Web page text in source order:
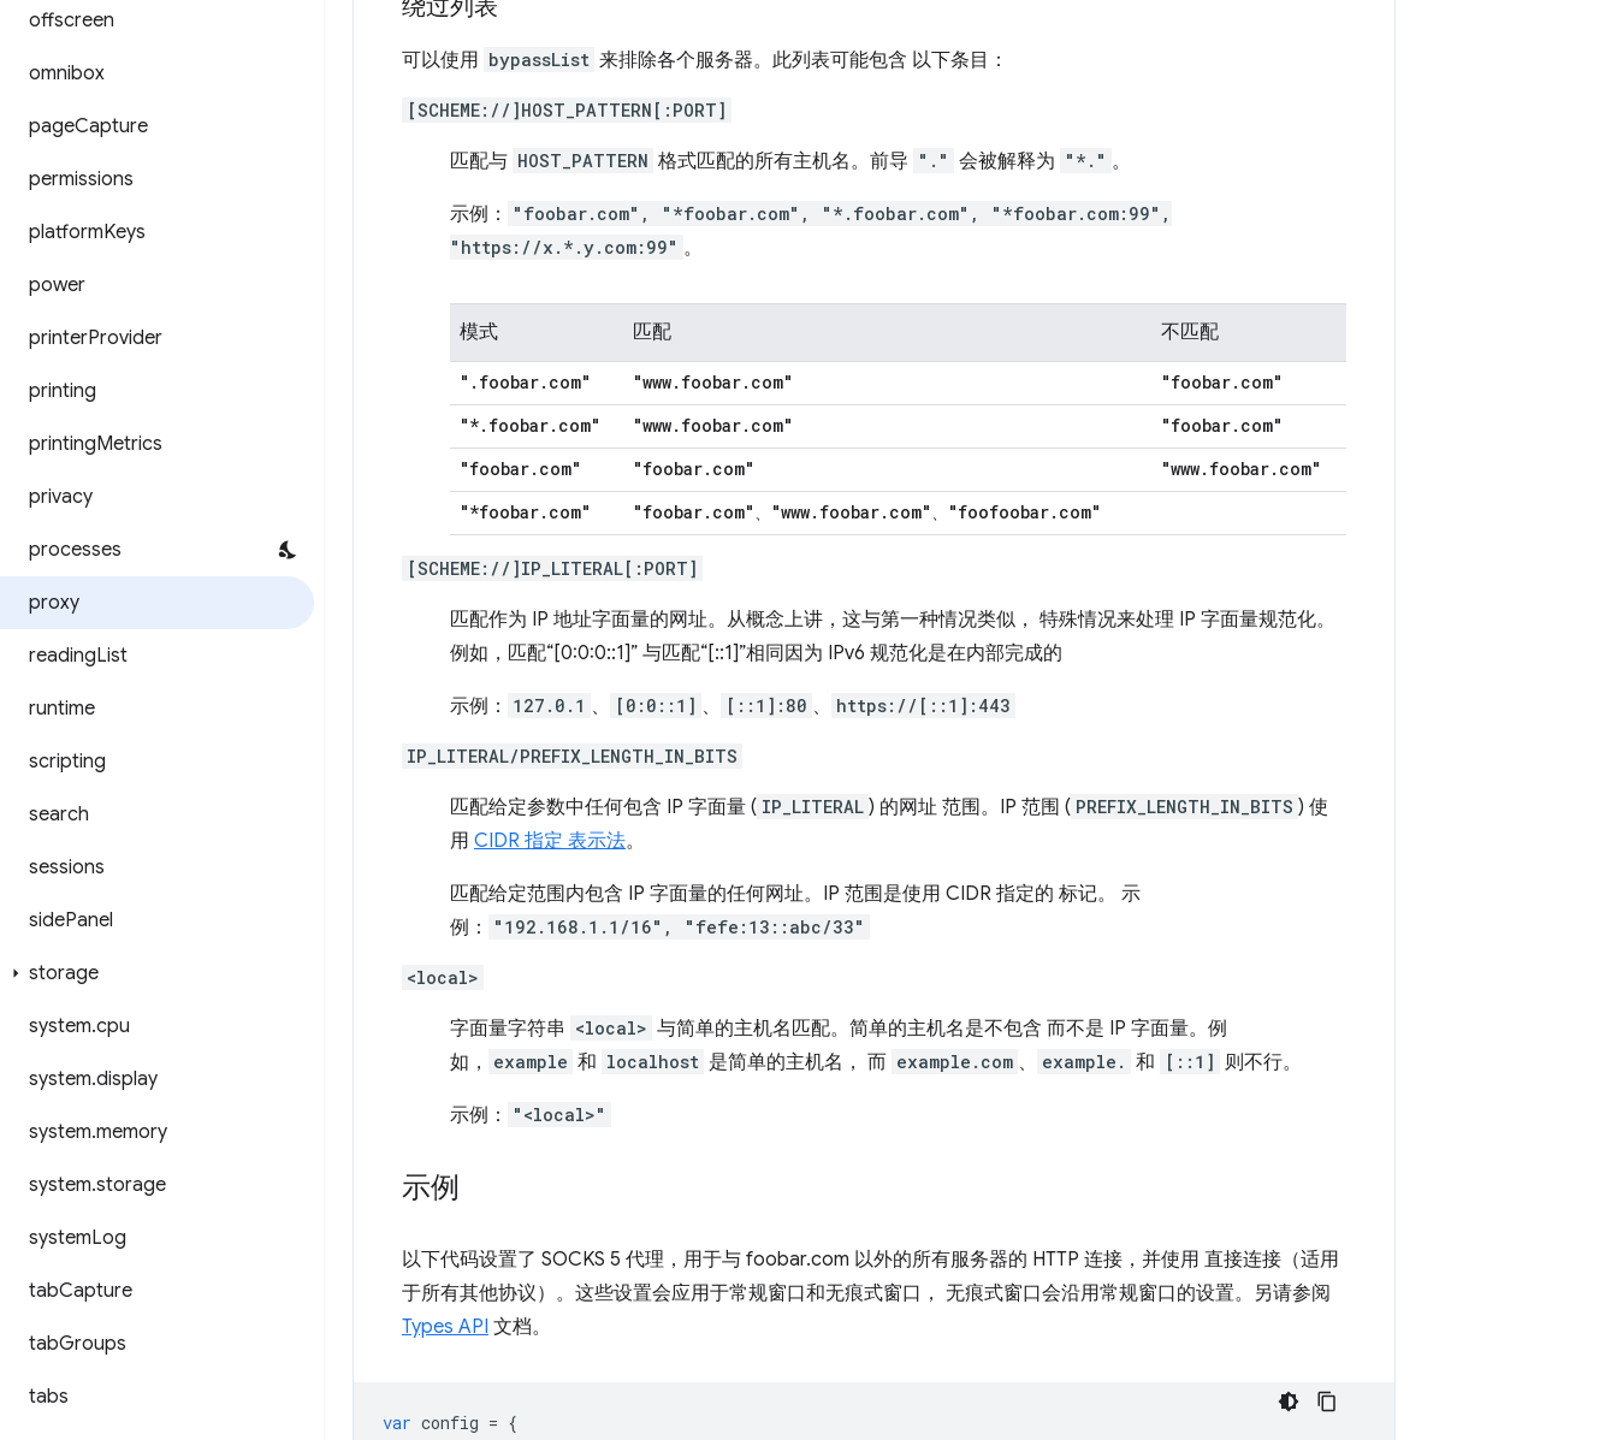
offscreen
omnibox
pageCapture
permissions
platformKeys
power
printerProvider
printing
printingMetrics
privacy
processes
proxy
readingList
runtime
scripting
search
sessions
sidePanel
storage
system.cpu
system.display
system.memory
system.storage
systemLog
tabCapture
tabGroups
tabs
绕过列表
可以使用 bypassList 来排除各个服务器。此列表可能包含 以下条目：
[SCHEME://]HOST_PATTERN[:PORT]
匹配与 HOST_PATTERN 格式匹配的所有主机名。前导 "." 会被解释为 "*." 。
示例：
"foobar.com", "*foobar.com", "*.foobar.com", "*foobar.com:99",
"https://x.*.y.com:99" 。
模式 匹配 不匹配
" . foobar. com" "www. foobar. com" "foobar. com"
"*. foobar. com" "www. foobar. com" "foobar. com"
"foobar. com" "foobar. com" "www. foobar. com"
"*foobar. com" "foobar. com"、 "www. foobar. com"、 "foofoobar. com"
[SCHEME://]IP_LITERAL[:PORT]
匹配作为 IP 地址字面量的网址。从概念上讲，这与第一种情况类似， 特殊情况来处理 IP 字面量规范化。
例如，匹配“[0:0:0::1]” 与匹配“[::1]”相同因为 IPv6 规范化是在内部完成的
示例： 127.0.1 、 [0:0::1] 、 [::1]:80 、 https://[::1]:443
IP_LITERAL/PREFIX_LENGTH_IN_BITS
匹配给定参数中任何包含 IP 字面量 ( IP_LITERAL ) 的网址 范围。IP 范围 ( PREFIX_LENGTH_IN_BITS ) 使
用 CIDR 指定 表示法。
匹配给定范围内包含 IP 字面量的任何网址。IP 范围是使用 CIDR 指定的 标记。 示
例：
"192.168.1.1/16", "fefe:13::abc/33"
<local>
字面量字符串 <local> 与简单的主机名匹配。简单的主机名是不包含 而不是 IP 字面量。例
如，
example 和 localhost 是简单的主机名， 而 example.com 、 example. 和 [::1] 则不行。
示例： "<local>"
示例
以下代码设置了 SOCKS 5 代理，用于与 foobar.com 以外的所有服务器的 HTTP 连接，并使用 直接连接（适用
于所有其他协议）。这些设置会应用于常规窗口和无痕式窗口， 无痕式窗口会沿用常规窗口的设置。另请参阅
Types API 文档。
var config = {